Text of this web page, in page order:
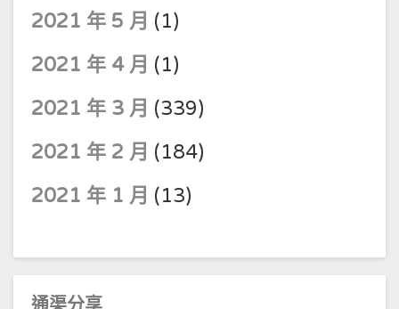
2021 年 5 月 (1)
2021 年 4 月 (1)
2021 年 3 月 (339)
2021 年 2 月 (184)
2021 年 1 月 (13)